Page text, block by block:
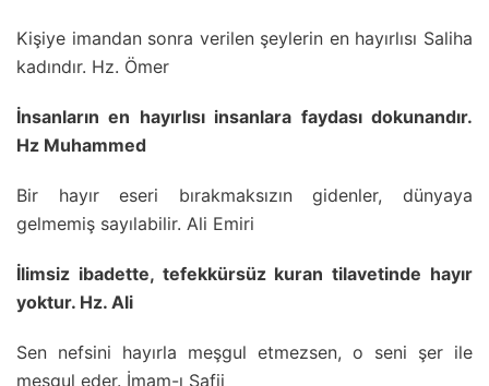
Kişiye imandan sonra verilen şeylerin en hayırlısı Saliha
kadındır. Hz. Ömer
İnsanların en hayırlısı insanlara faydası dokunandır.
Hz Muhammed
Bir hayır eseri bırakmaksızın gidenler, dünyaya
gelmemiş sayılabilir. Ali Emiri
İlimsiz ibadette, tefekkürsüz kuran tilavetinde hayır
yoktur. Hz. Ali
Sen nefsini hayırla meşgul etmezsen, o seni şer ile
meşgul eder. İmam-ı Şafii